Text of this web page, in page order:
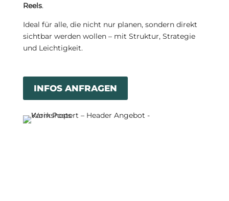
Reels.
Ideal für alle, die nicht nur planen, sondern direkt
sichtbar werden wollen – mit Struktur, Strategie
und Leichtigkeit.
INFOS ANFRAGEN